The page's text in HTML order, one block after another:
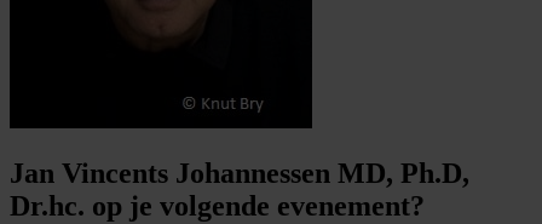
Jan Vincents Johannessen MD, Ph.D,
Dr.hc. op je volgende evenement?